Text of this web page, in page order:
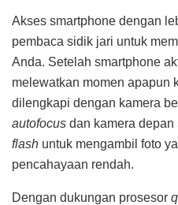
Akses smartphone dengan
pembaca sidik jari untuk
Anda. Setelah smartphone
melewatkan momen apapun
dilengkapi dengan kamera
autofocus dan kamera
flash untuk mengambil foto
pencahayaan rendah.
Dengan dukungan prosesor